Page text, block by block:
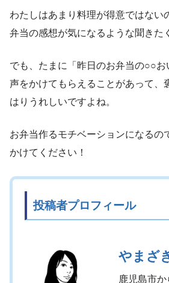
わたしはあまり料理が得意ではない
弁当の感想が気になるような聞きた
でも、たまに「昨日のお弁当の○○お
声をかけてもらえることがあって、
はりうれしいですよね。
お弁当作るモチベーションになるの
かけてください！
投稿者プロフィール
やまざ
鹿児島市